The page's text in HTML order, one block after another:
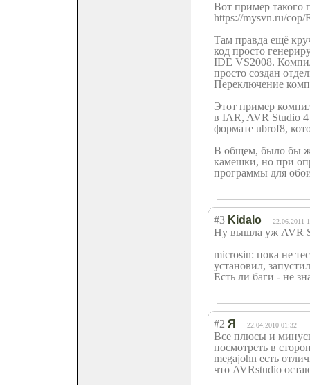
Вот пример такого
https://mysvn.ru/cop/
Там правда ещё
код просто
IDE VS2008.
просто создан
Переключение
Этот пример
в IAR, AVR Studio
формате ubrof8,
В общем, было бы
камешки, но при
программы для
#3 Kidalo 22.06.2011
Ну вышла уж AVR
microsin: пока не
установил,
Есть ли баги - не
#2 Я 22.04.2010 01:32
Все плюсы и
посмотреть в
megajohn есть
что AVRstudio